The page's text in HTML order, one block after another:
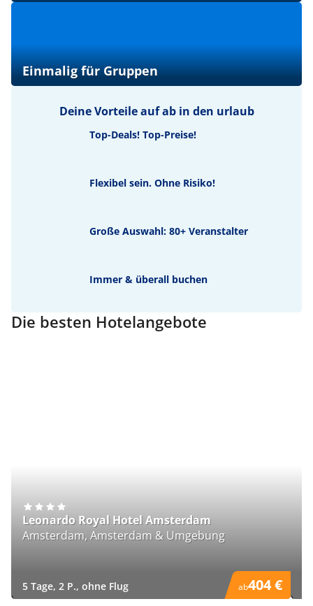
Einmalig für Gruppen
Deine Vorteile auf ab in den urlaub
Top-Deals! Top-Preise!
Flexibel sein. Ohne Risiko!
Große Auswahl: 80+ Veranstalter
Immer & überall buchen
Die besten Hotelangebote
Leonardo Royal Hotel Amsterdam
Amsterdam, Amsterdam & Umgebung
ab404 €
5 Tage, 2 P., ohne Flug
)
)